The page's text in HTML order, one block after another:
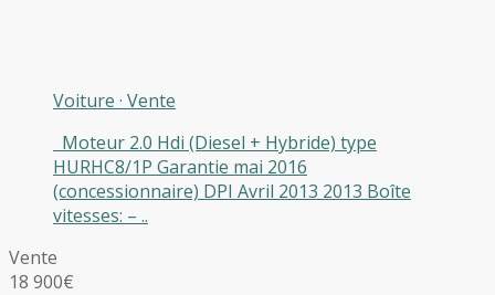
Voiture · Vente
Moteur 2.0 Hdi (Diesel + Hybride) type
HURHC8/1P Garantie mai 2016
(concessionnaire) DPI Avril 2013 2013 Boîte
vitesses: – ..
Vente
18 900€